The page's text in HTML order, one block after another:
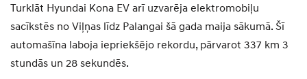
Turklāt Hyundai Kona EV arī uzvarēja elektromobiļu
sacīkstēs no Viļņas līdz Palangai šā gada maija sākumā. Šī
automašīna laboja iepriekšējo rekordu, pārvarot 337 km 3
stundās un 28 sekundēs.